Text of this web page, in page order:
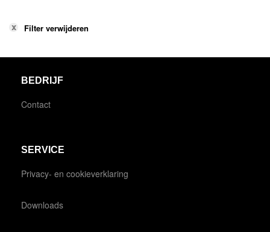
Filter verwijderen
BEDRIJF
Contact
SERVICE
Privacy- en cookieverklaring
Downloads